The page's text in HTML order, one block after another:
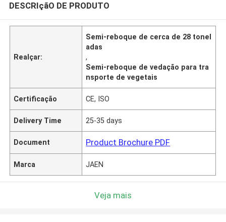
DESCRIçãO DE PRODUTO
Realçar:
Semi-reboque de cerca de 28 tonel
adas
,
Semi-reboque de vedação para tra
nsporte de vegetais
Certificação CE, ISO
Delivery Time 25-35 days
Document Product Brochure PDF
Marca JAEN
Veja mais